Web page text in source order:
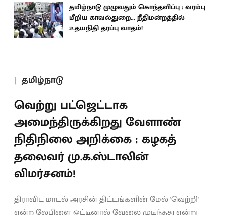
தமிழ்நாடு முழுவதும் கொந்தளிப்பு : வரம்பு
மீறிய காவல்துறை... நீதிமன்றத்தில்
உதயநிதி தரப்பு வாதம்!
தமிழ்நாடு
வெற்று பட்ஜெட்டாக
அமைந்திருக்கிறது வேளாண்
நிதிநிலை அறிக்கை : கழகத்
தலைவர் மு.க.ஸ்டாலின்
விமர்சனம்!
திராவிட மாடல் அரசின் திட்டங்களின் மேல் 'வெற்றி'